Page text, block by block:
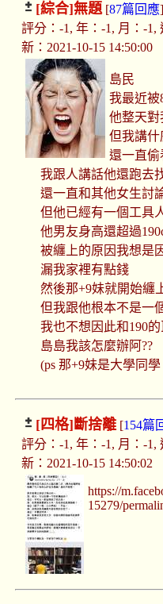
[綜合]無題[87篇回應]
評分：-1, 年：-1, 月：-1,
新：2021-10-15 14:50:00
島民
我最近被
他整天
但我講什
還一直偷
我跟人講話他還跑去
還一直和其他女生討
但他已經有一個工具
他男友身高還超過
被纏上的原因我想是
漏我家裡有點錢
然後那+9妹就開始纏
但我跟他根本不是一
我也不想因此和190
島島我該怎麼辦阿??
(ps 那+9妹是大學同
[四格] 斷捨離[154篇
評分：-1, 年：-1, 月：-1,
新：2021-10-15 14:50:02
https://
15279/